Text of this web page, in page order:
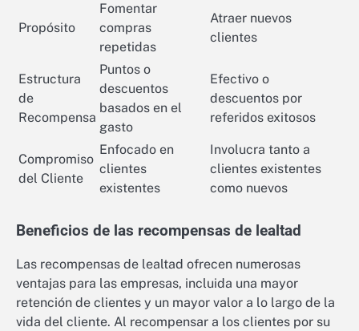
Propósito
Fomentar
compras
repetidas
Atraer nuevos
clientes
Estructura
de
Recompensa
Puntos o
descuentos
basados en el
gasto
Efectivo o
descuentos por
referidos exitosos
Compromiso
del Cliente
Enfocado en
clientes
existentes
Involucra tanto a
clientes existentes
como nuevos
Beneficios de las recompensas de lealtad
Las recompensas de lealtad ofrecen numerosas
ventajas para las empresas, incluida una mayor
retención de clientes y un mayor valor a lo largo de la
vida del cliente. Al recompensar a los clientes por su